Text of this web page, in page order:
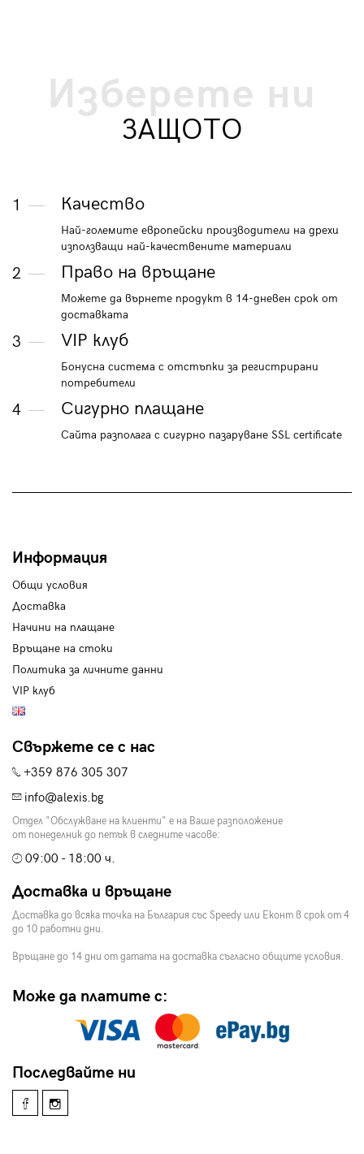
Изберете ни
ЗАЩОТО
1 Качество
Най-големите европейски производители на дрехи
използващи най-качествените материали
2 Право на връщане
Можете да върнете продукт в 14-дневен срок от
доставката
3 VIP клуб
Бонусна система с отстъпки за регистрирани
потребители
4 Сигурно плащане
Сайта разполага с сигурно пазаруване SSL certificate
Информация
Общи условия
Доставка
Начини на плащане
Връщане на стоки
Политика за личните данни
VIP клуб
Свържете се с нас
+359 876 305 307
info@alexis.bg
Отдел "Обслужване на клиенти" е на Ваше разположение
от понеделник до петък в следните часове:
09:00 - 18:00 ч.
Доставка и връщане
Доставка до всяка точка на България със Speedy или Еконт в срок от 4
до 10 работни дни.
Връщане до 14 дни от датата на доставка съгласно общите условия.
Може да платите с:
Последвайте ни